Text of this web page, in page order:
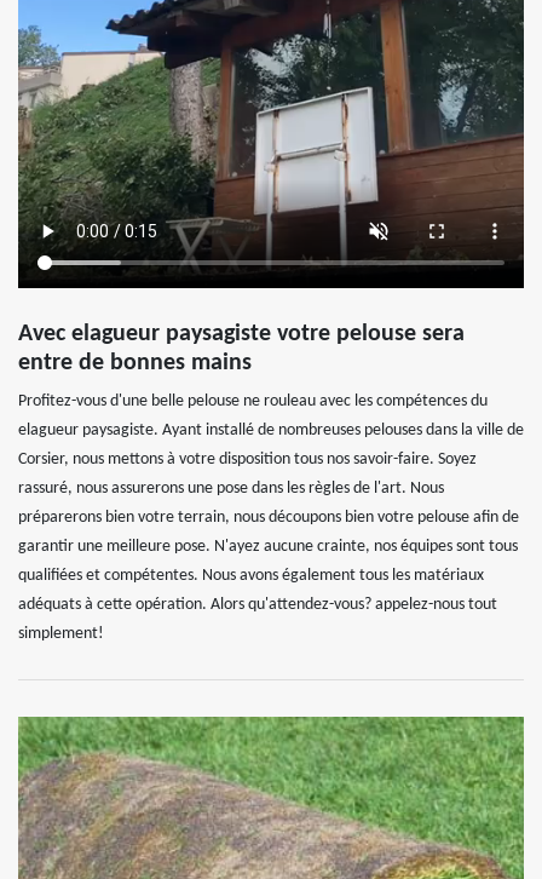
Avec elagueur paysagiste votre pelouse sera
entre de bonnes mains
Profitez-vous d'une belle pelouse ne rouleau avec les compétences du
elagueur paysagiste. Ayant installé de nombreuses pelouses dans la ville de
Corsier, nous mettons à votre disposition tous nos savoir-faire. Soyez
rassuré, nous assurerons une pose dans les règles de l'art. Nous
préparerons bien votre terrain, nous découpons bien votre pelouse afin de
garantir une meilleure pose. N'ayez aucune crainte, nos équipes sont tous
qualifiées et compétentes. Nous avons également tous les matériaux
adéquats à cette opération. Alors qu'attendez-vous? appelez-nous tout
simplement!